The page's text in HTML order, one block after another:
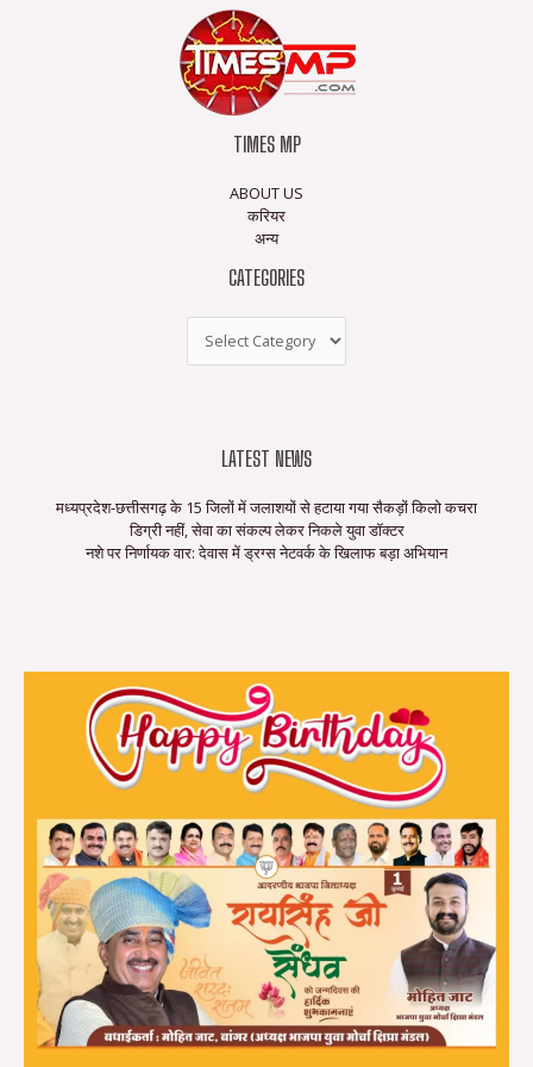
TIMES MP
ABOUT US
करियर
अन्य
CATEGORIES
LATEST NEWS
मध्यप्रदेश-छत्तीसगढ़ के 15 जिलों में जलाशयों से हटाया गया सैकड़ों किलो कचरा
डिग्री नहीं, सेवा का संकल्प लेकर निकले युवा डॉक्टर
नशे पर निर्णायक वार: देवास में ड्रग्स नेटवर्क के खिलाफ बड़ा अभियान